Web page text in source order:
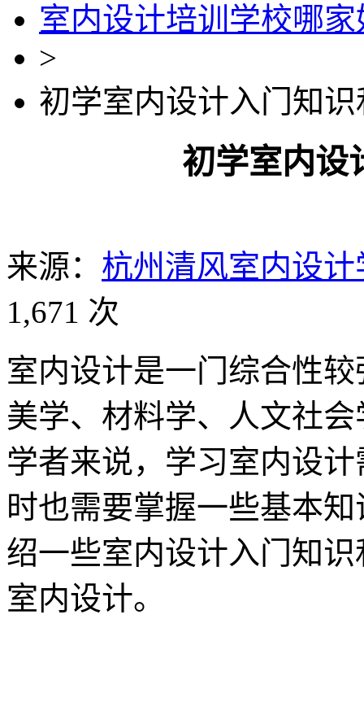
室内设计培训学校哪家
>
初学室内设计入门知
初学室内设
来源： 杭州清风室内设计
1,671 次
室内设计是一门综合性
美学、材料学、人文社
学者来说，学习室内设
时也需要掌握一些基本
绍一些室内设计入门知
室内设计。